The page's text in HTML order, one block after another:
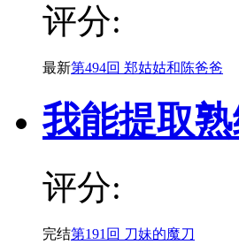
评分:
最新第494回 郑姑姑和陈爸爸
我能提取
评分:
完结第191回 刀妹的魔刀